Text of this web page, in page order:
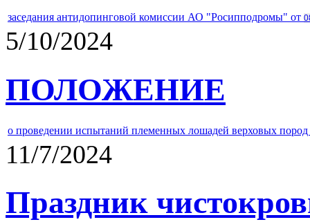
заседания антидопинговой комиссии АО "Росипподромы" от
5/10/2024
ПОЛОЖЕНИЕ
о проведении испытаний племенных лошадей верховых
11/7/2024
Праздник